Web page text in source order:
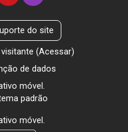
do site
(Acessar)
de dados
móvel.
padrão
móvel.